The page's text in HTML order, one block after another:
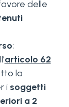
delle
;
articolo 62
la
i soggetti
a 2